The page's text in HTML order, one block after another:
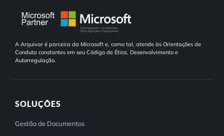
A Arquivar é parceira da Microsoft e, como tal, atende às Orientações de
Conduta constantes em seu Código de Ética, Desenvolvimento e
Autorregulação.
SOLUÇÕES
Gestão de Documentos